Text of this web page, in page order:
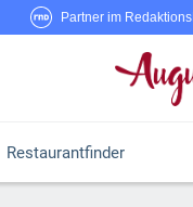
Partner im
Restaurantfinder